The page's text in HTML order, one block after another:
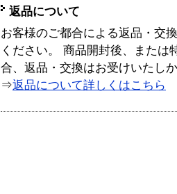
返品について
お客様のご都合による返品・交
ください。 商品開封後、または
合、返品・交換はお受けいたし
⇒返品について詳しくはこちら